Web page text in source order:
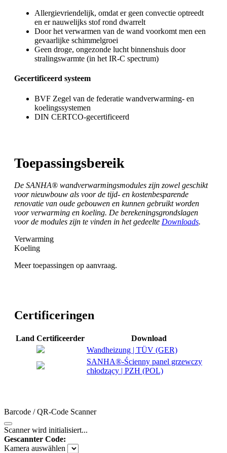
Allergievriendelijk, omdat er geen convectie optreedt
en er nauwelijks stof rond dwarrelt
Door het verwarmen van de wand voorkomt men een
gevaarlijke schimmelgroei
Geen droge, ongezonde lucht binnenshuis door
stralingswarmte (in het IR-C spectrum)
Gecertificeerd systeem
BVF Zegel van de federatie wandverwarming- en
koelingssystemen
DIN CERTCO-gecertificeerd
Toepassingsbereik
De SANHA® wandverwarmingsmodules zijn zowel geschikt
voor nieuwbouw als voor de tijd- en kostenbesparende
renovatie van oude gebouwen en kunnen gebruikt worden
voor verwarming en koeling. De berekeningsgrondslagen
voor de modules zijn te vinden in het gedeelte Downloads.
Verwarming
Koeling
Meer toepassingen op aanvraag.
Certificeringen
Land Certificeerder
Download
Wandheizung | TÜV (GER)
SANHA®-Ścienny panel grzewczy
chłodzący | PZH (POL)
Barcode / QR-Code Scanner
Scanner wird initialisiert...
Gescannter Code:
Kamera auswählen